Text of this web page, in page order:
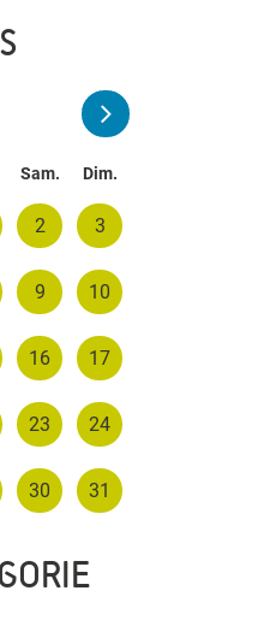
Sam. Dim.
2 3
9 10
16 17
23 24
30 31